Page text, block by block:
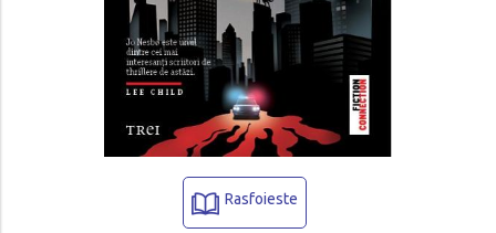
Rasfoieste